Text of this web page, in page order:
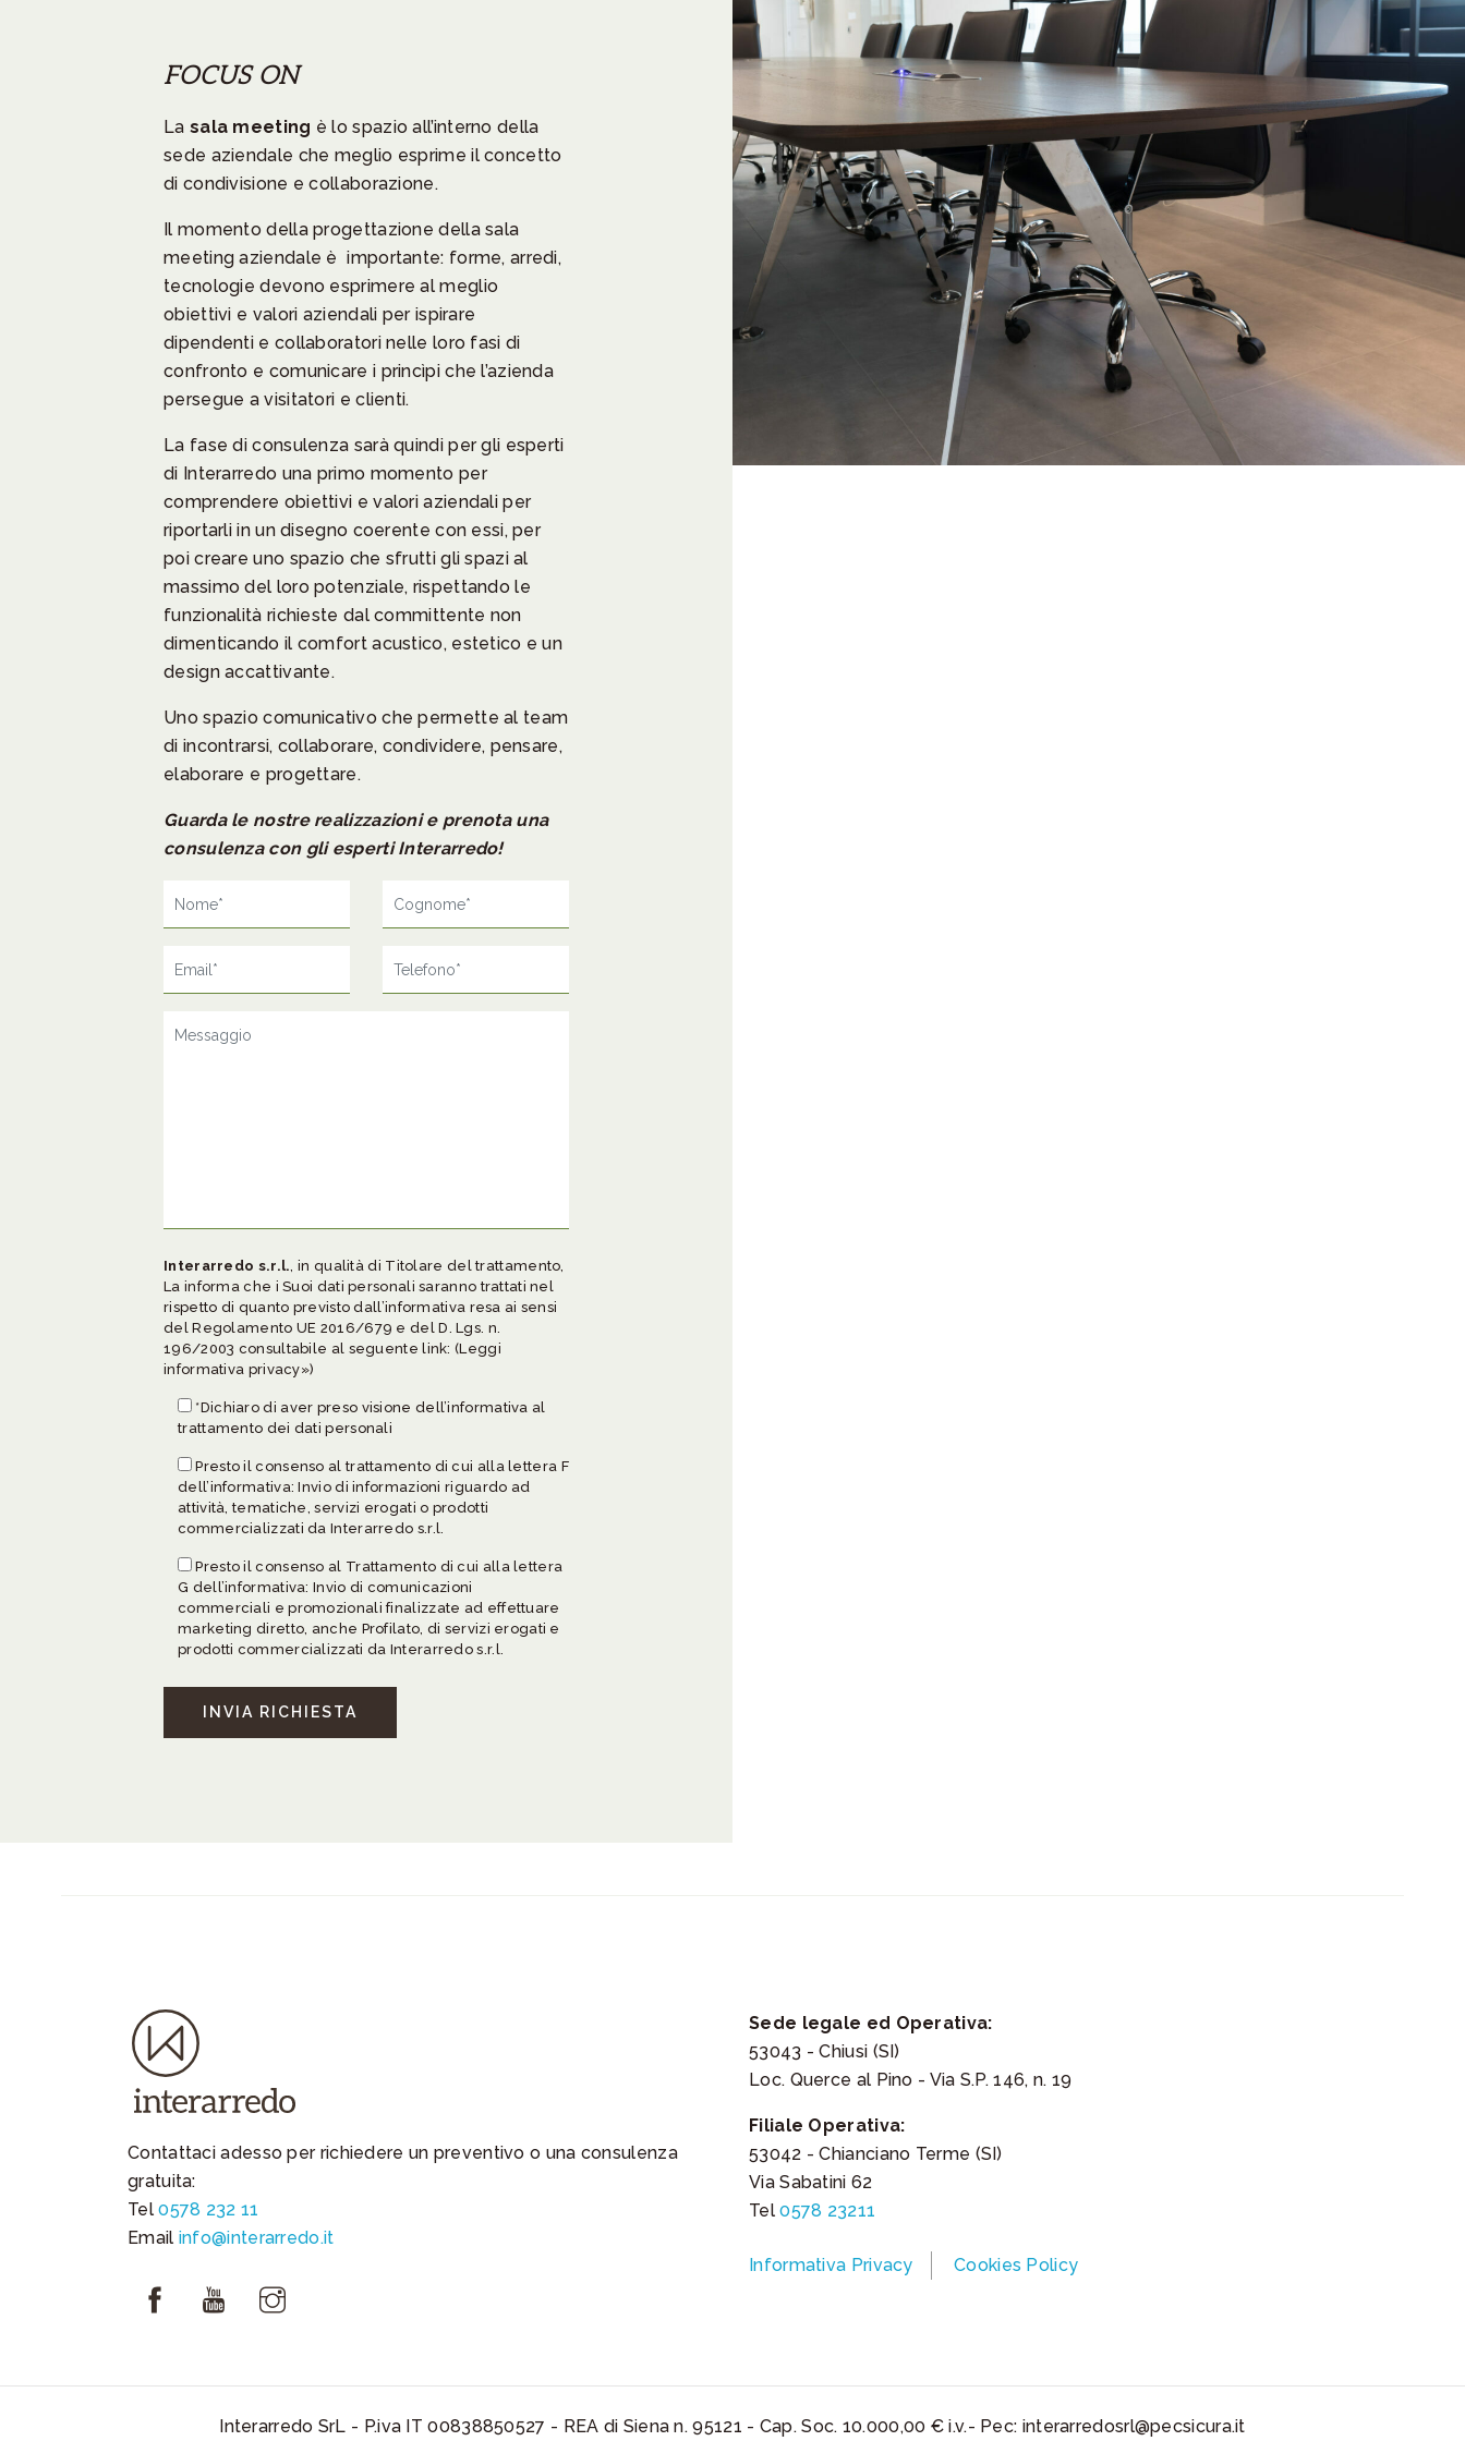
FOCUS ON
La sala meeting è lo spazio all’interno della
sede aziendale che meglio esprime il concetto
di condivisione e collaborazione.
Il momento della progettazione della sala
meeting aziendale è importante: forme, arredi,
tecnologie devono esprimere al meglio
obiettivi e valori aziendali per ispirare
dipendenti e collaboratori nelle loro fasi di
confronto e comunicare i princìpi che l’azienda
persegue a visitatori e clienti.
La fase di consulenza sarà quindi per gli esperti
di Interarredo una primo momento per
comprendere obiettivi e valori aziendali per
riportarli in un disegno coerente con essi, per
poi creare uno spazio che sfrutti gli spazi al
massimo del loro potenziale, rispettando le
funzionalità richieste dal committente non
dimenticando il comfort acustico, estetico e un
design accattivante.
Uno spazio comunicativo che permette al team
di incontrarsi, collaborare, condividere, pensare,
elaborare e progettare.
Guarda le nostre realizzazioni e prenota una
consulenza con gli esperti Interarredo!
Interarredo s.r.l., in qualità di Titolare del trattamento,
La informa che i Suoi dati personali saranno trattati nel
rispetto di quanto previsto dall’informativa resa ai sensi
del Regolamento UE 2016/679 e del D. Lgs. n.
196/2003 consultabile al seguente link:(Leggi
informativa privacy»)
*Dichiaro di aver preso visione dell’informativa al
trattamento dei dati personali
Presto il consenso al trattamento di cui alla lettera F
dell’informativa: Invio di informazioni riguardo ad
attività, tematiche, servizi erogati o prodotti
commercializzati da Interarredo s.r.l.
Presto il consenso al Trattamento di cui alla lettera
G dell’informativa: Invio di comunicazioni
commerciali e promozionali finalizzate ad effettuare
marketing diretto, anche Profilato, di servizi erogati e
prodotti commercializzati da Interarredo s.r.l.
Contattaci adesso per richiedere un preventivo o una consulenza
gratuita:
Tel0578 232 11
Email info@interarredo.it
Sede legale ed Operativa:
53043 - Chiusi (SI)
Loc. Querce al Pino - Via S.P. 146, n. 19
Filiale Operativa:
53042 - Chianciano Terme (SI)
Via Sabatini 62
Tel0578 23211
Informativa Privacy Cookies Policy
Interarredo SrL - P.iva IT 00838850527 - REA di Siena n. 95121 - Cap. Soc. 10.000,00 € i.v.- Pec: interarredosrl@pecsicura.it